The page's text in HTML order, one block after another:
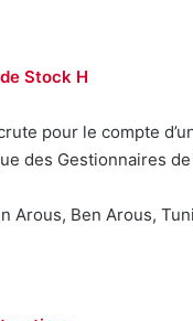
Stock H
pour le compte
des Gestionnaires
Arous, Ben Arous,